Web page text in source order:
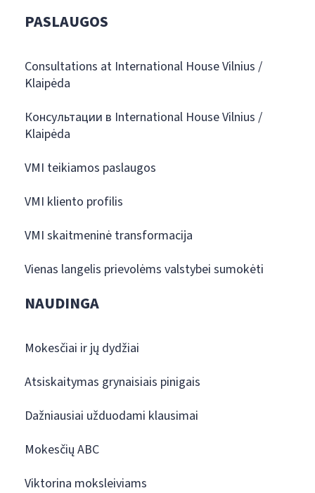
PASLAUGOS
Consultations at International House Vilnius /
Klaipėda
Консультации в International House Vilnius /
Klaipėda
VMI teikiamos paslaugos
VMI kliento profilis
VMI skaitmeninė transformacija
Vienas langelis prievolėms valstybei sumokėti
NAUDINGA
Mokesčiai ir jų dydžiai
Atsiskaitymas grynaisiais pinigais
Dažniausiai užduodami klausimai
Mokesčių ABC
Viktorina moksleiviams